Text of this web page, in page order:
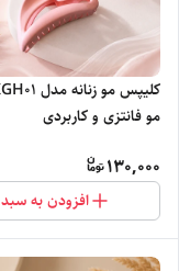
مو فانتزی و کاربردی
130,000
افزودن به سبد